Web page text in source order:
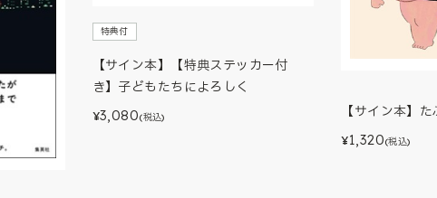
特典付
【サイン本】【特典ステッカー付
き】子どもたちによろしく
¥3,080(税込) 【サイン本】
¥1,320(税込)